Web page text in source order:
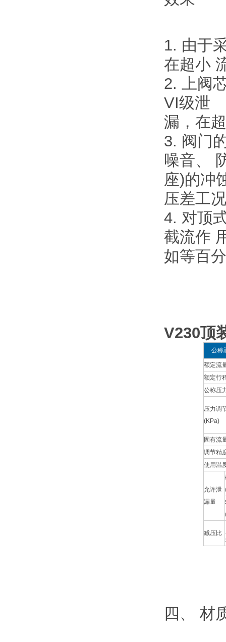
1. 由于
在超小
2. 上阀
VI级泄
漏，在
3. 阀门
噪音、
座)的冲
压差工
4. 对顶
截流作
如等百
V230顶
公称
额定流
额定行
公称压
压力调
(KPa)
固有流
调节精
使用温
允许泄
漏量
减压比
四、 材